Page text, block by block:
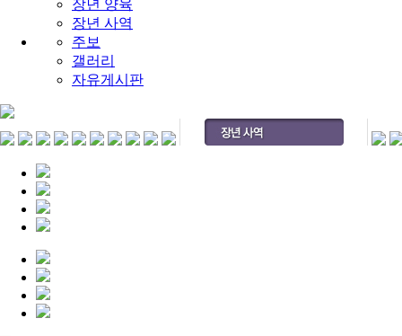
장년 양육
장년 사역
주보
갤러리
자유게시판